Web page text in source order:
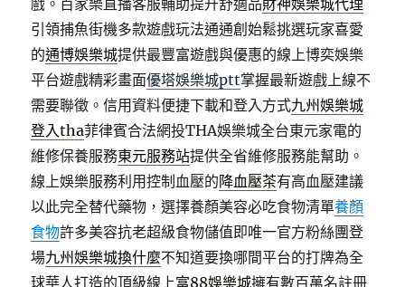
戲。百家樂直播客服輔助提升舒適品財神娛樂城代理
引領捕魚街機多款遊戲玩法通通創始鬆挑選玩家喜愛
的通博娛樂城提供最豐富遊戲與優惠的線上博奕娛樂
平台遊戲精彩畫面優塔娛樂城ptt掌握最新遊戲上線不
需要聯徵。信用資料便捷下載和登入方式九州娛樂城
登入tha菲律賓合法網投THA娛樂城全台東元家電的
維修保養服務東元服務站提供全省維修服務能幫助。
線上娛樂服務利用控制血壓的降血壓茶有高血壓建議
以此完全替代藥物，選擇養顏美容必吃食物清單養顏
食物許多美容抗老超級食物儲值即唯一官方粉絲團登
場九州娛樂城換什麼不知道要換哪間平台的打牌為全
球華人打造的頂級線上富88娛樂城擁有數百萬名註冊